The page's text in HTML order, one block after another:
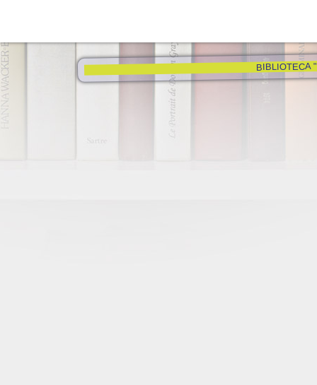
BIBLIOTECA